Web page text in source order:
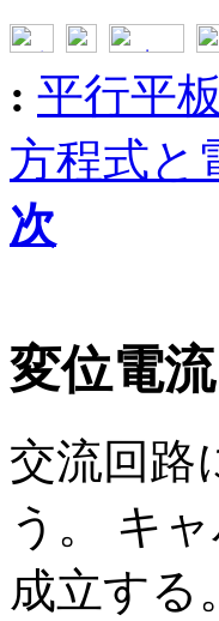
: 平行平
方程式と
次
変位電流
交流回路
う。 キ
成立する